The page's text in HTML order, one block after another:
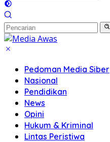
Pedoman Media Siber
Nasional
Pendidikan
News
Opini
Hukum & Kriminal
Lintas Peristiwa